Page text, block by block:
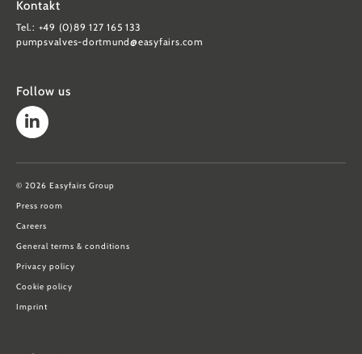
Kontakt
Tel.: +49 (0)89 127 165 133
pumpsvalves-dortmund@easyfairs.com
Follow us
© 2026 Easyfairs Group
Press room
Careers
General terms & conditions
Privacy policy
Cookie policy
Imprint